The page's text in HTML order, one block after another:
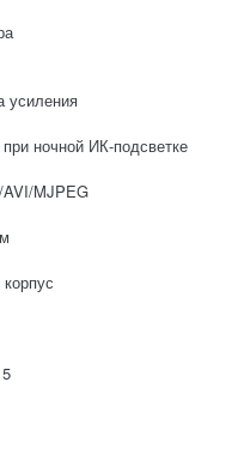
усиления
ночной ИК-подсветке
MJPEG